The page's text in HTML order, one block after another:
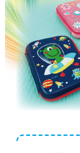
【注意事項】
１．透過由恩沛科技股份
易，需依本服務之必要範
權轉讓予恩沛科技股份有
２．關於個人資料處理
https://aftee.tw/terms/
３．未成年的使用者請
「AFTEE先享後付」，
任。
４．使用「AFTEE先享
時審查核予不同之上限
恩沛科技股份有限公司